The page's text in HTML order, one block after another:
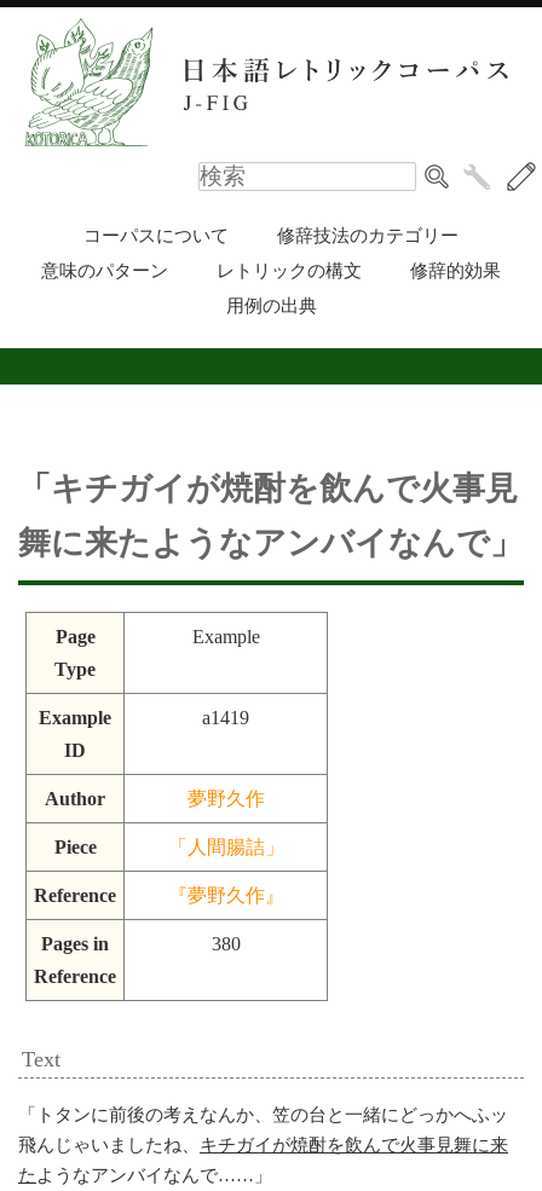
コーパスについて
修辞技法のカテゴリー
意味のパターン
レトリックの構文
修辞的効果
用例の出典
「キチガイが焼酎を飲んで火事見
舞に来たようなアンバイなんで」
Page
Type
Example
Example
ID
a1419
Author 夢野久作
Piece 「人間腸詰」
Reference 『夢野久作』
Pages in
Reference
380
Text
「
トタンに前後の考えなんか、笠の台と一緒にどっかへふッ
飛んじゃいましたね、 キチガイが焼酎を飲んで火事見舞に来
た ようなアンバイなんで…… 」